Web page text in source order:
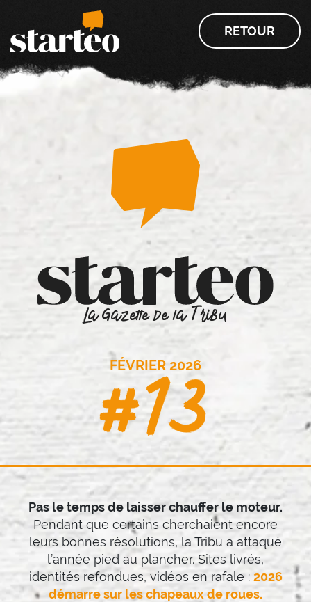
Passer au contenu principal
RETOUR
La Gazette de la Tribu
FÉVRIER 2026
#13
Pas le temps de laisser chauffer le moteur.
Pendant que certains cherchaient encore
leurs bonnes résolutions, la Tribu a attaqué
l’année pied au plancher. Sites livrés,
identités refondues, vidéos en rafale : 2026
démarre sur les chapeaux de roues.